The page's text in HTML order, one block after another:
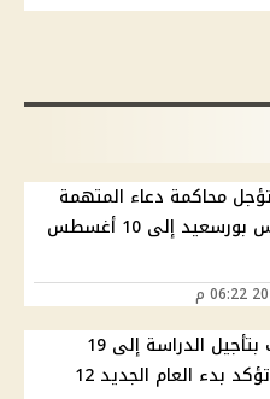
محاكمة دعاء المتهمة
بقتل فاطمة عروس بورسعيد إلى 10 أغسطس
خبير تربوي يطالب بتأجيل الدراسة إلى 19
سبتمبر والتعليم تؤكد بدء العام الجديد 12